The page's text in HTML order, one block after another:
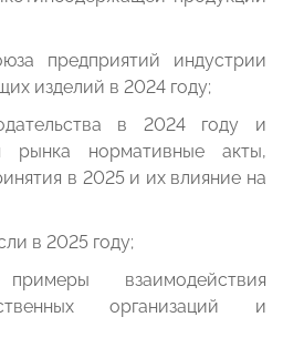
предприятий индустрии
изделий в 2024 году;
в 2024 году и
рынка нормативные акты,
в 2025 и их влияние на
в 2025 году;
взаимодействия
организаций и